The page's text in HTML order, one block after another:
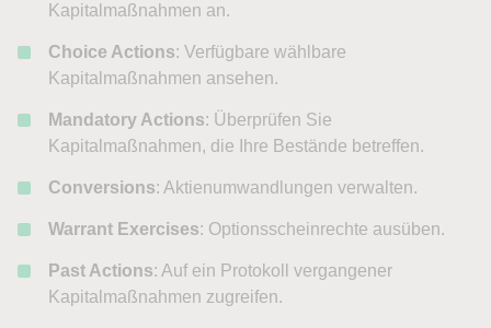
Kapitalmaßnahmen an.
Choice Actions: Verfügbare wählbare
Kapitalmaßnahmen ansehen.
Mandatory Actions: Überprüfen Sie
Kapitalmaßnahmen, die Ihre Bestände betreffen.
Conversions: Aktienumwandlungen verwalten.
Warrant Exercises: Optionsscheinrechte ausüben.
Past Actions: Auf ein Protokoll vergangener
Kapitalmaßnahmen zugreifen.